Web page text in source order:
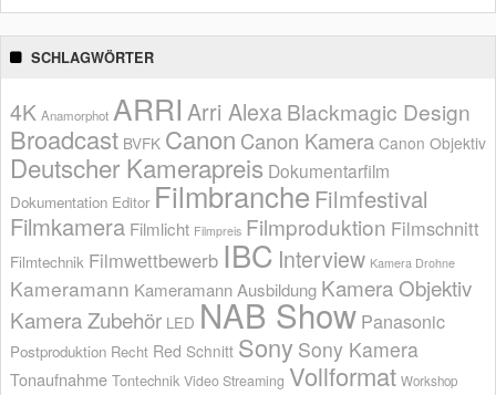
SCHLAGWÖRTER
4K Anamorphot ARRI Arri AlexaBlackmagic Design
Broadcast BVFK Canon Canon Kamera Canon Objektiv
Deutscher Kamerapreis Dokumentarfilm
Dokumentation Editor Filmbranche Filmfestival
Filmkamera Filmlicht Filmpreis Filmproduktion Filmschnitt
Filmtechnik Filmwettbewerb IBC Interview Kamera Drohne
Kameramann Kameramann Ausbildung Kamera Objektiv
Kamera Zubehör LED NAB Show Panasonic
Postproduktion Recht Red Schnitt Sony Sony Kamera
Tonaufnahme Tontechnik Video Streaming Vollformat Workshop